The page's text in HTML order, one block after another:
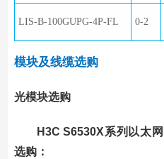
LIS-B-100GUPG-4P-FL 0-2
模块及线缆选购
光模块选购
H3C S6530X系列以太网
选购：